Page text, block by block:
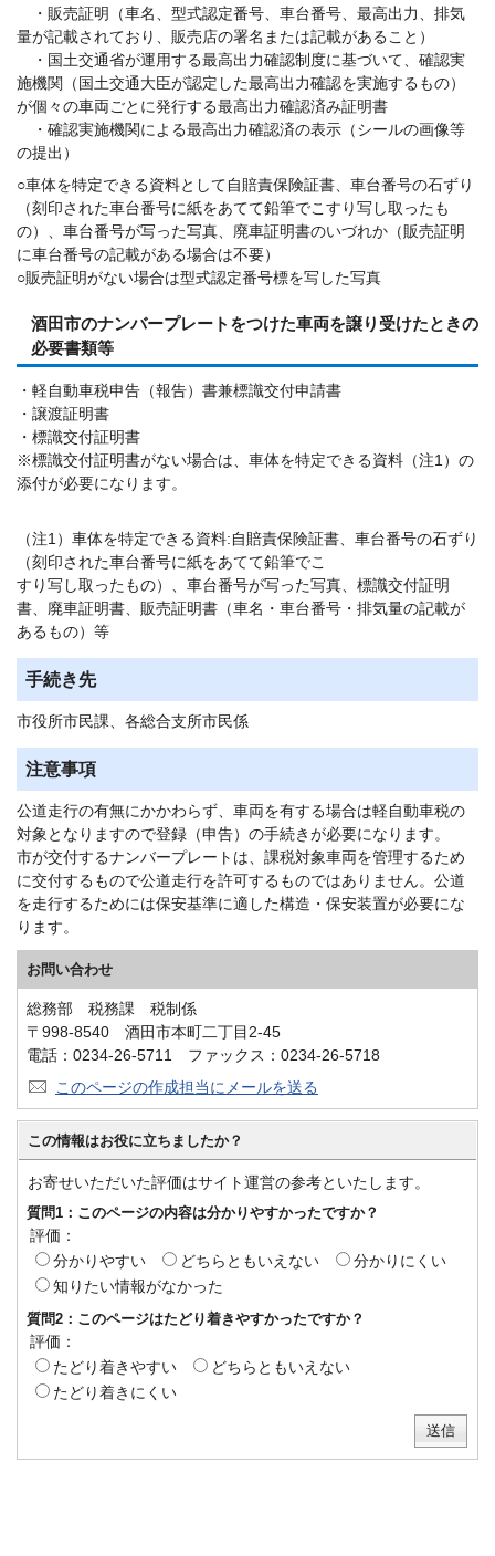
・販売証明（車名、型式認定番号、車台番号、最高出力、排気
量が記載されており、販売店の署名または記載があること）
・国土交通省が運用する最高出力確認制度に基づいて、確認実
施機関（国土交通大臣が認定した最高出力確認を実施するもの）
が個々の車両ごとに発行する最高出力確認済み証明書
・確認実施機関による最高出力確認済の表示（シールの画像等
の提出）
○車体を特定できる資料として自賠責保険証書、車台番号の石ずり
（刻印された車台番号に紙をあてて鉛筆でこすり写し取ったも
の）、車台番号が写った写真、廃車証明書のいづれか（販売証明
に車台番号の記載がある場合は不要）
○販売証明がない場合は型式認定番号標を写した写真
酒田市のナンバープレートをつけた車両を譲り受けたときの
必要書類等
・軽自動車税申告（報告）書兼標識交付申請書
・譲渡証明書
・標識交付証明書
※標識交付証明書がない場合は、車体を特定できる資料（注1）の
添付が必要になります。
（注1）車体を特定できる資料:自賠責保険証書、車台番号の石ずり
（刻印された車台番号に紙をあてて鉛筆でこ
すり写し取ったもの）、車台番号が写った写真、標識交付証明
書、廃車証明書、販売証明書（車名・車台番号・排気量の記載が
あるもの）等
手続き先
市役所市民課、各総合支所市民係
注意事項
公道走行の有無にかかわらず、車両を有する場合は軽自動車税の
対象となりますので登録（申告）の手続きが必要になります。
市が交付するナンバープレートは、課税対象車両を管理するため
に交付するもので公道走行を許可するものではありません。公道
を走行するためには保安基準に適した構造・保安装置が必要にな
ります。
お問い合わせ
総務部 税務課 税制係
〒998-8540 酒田市本町二丁目2-45
電話：0234-26-5711 ファックス：0234-26-5718
このページの作成担当にメールを送る
この情報はお役に立ちましたか？
お寄せいただいた評価はサイト運営の参考といたします。
質問1：このページの内容は分かりやすかったですか？
評価：
分かりやすい
どちらともいえない
分かりにくい
知りたい情報がなかった
質問2：このページはたどり着きやすかったですか？
評価：
たどり着きやすい
どちらともいえない
たどり着きにくい